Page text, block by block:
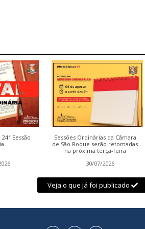
Sessão
Sessões Ordinárias da Câmara
de São Roque serão retomadas
na próxima terça-feira
30/07/2026
Veja o que já foi publicado